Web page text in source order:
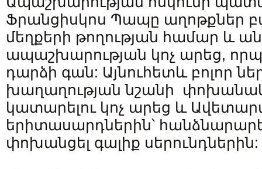
Ֆրանցիսկոս Պապը աղոթքներ
մեղքերի թողության համար և
ապաշխարության կոչ արեց,
դարձի գան: Այնուհետև բոլոր
խաղաղության նշանի
կատարելու կոչ արեց և
երիտասարդներին՝
փոխանցել գալիք սերունդներին: